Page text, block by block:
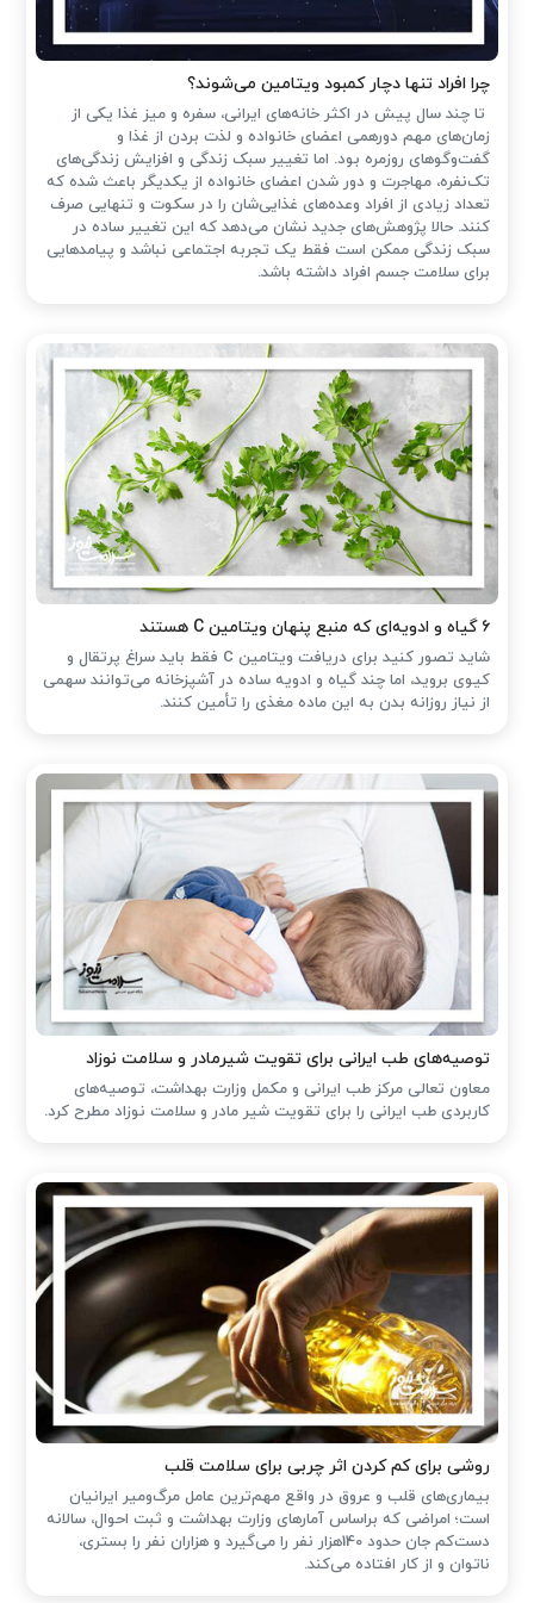
چرا افراد تنها دچار کمبود ویتامین می‌شوند؟
تا چند سال پیش در اکثر خانه‌های ایرانی، سفره و میز غذا یکی از
زمان‌های مهم دورهمی اعضای خانواده و لذت بردن از غذا و
گفت‌وگوهای روزمره بود. اما تغییر سبک زندگی و افزایش زندگی‌های
تک‌نفره، مهاجرت و دور شدن اعضای خانواده از یکدیگر باعث شده که
تعداد زیادی از افراد وعده‌های غذایی‌شان را در سکوت و تنهایی صرف
کنند. حالا پژوهش‌های جدید نشان می‌دهد که این تغییر ساده در
سبک زندگی ممکن است فقط یک تجربه اجتماعی نباشد و پیامدهایی
برای سلامت جسم افراد داشته باشد.
۶ گیاه و ادویه‌ای که منبع پنهان ویتامین C هستند
شاید تصور کنید برای دریافت ویتامین C فقط باید سراغ پرتقال و
کیوی بروید، اما چند گیاه و ادویه ساده در آشپزخانه می‌توانند سهمی
از نیاز روزانه بدن به این ماده مغذی را تأمین کنند.
توصیه‌های طب ایرانی برای تقویت شیرمادر و سلامت نوزاد
معاون تعالی مرکز طب ایرانی و مکمل وزارت بهداشت، توصیه‌های
کاربردی طب ایرانی را برای تقویت شیر مادر و سلامت نوزاد مطرح کرد.
روشی برای کم کردن اثر چربی برای سلامت قلب
بیماری‌های قلب و عروق در واقع مهم‌ترین عامل مرگ‌ومیر ایرانیان
است؛ امراضی که براساس آمارهای وزارت بهداشت و ثبت احوال، سالانه
دست‌کم جان حدود 140هزار نفر را می‌گیرد و هزاران نفر را بستری،
ناتوان و از کار افتاده می‌کند.